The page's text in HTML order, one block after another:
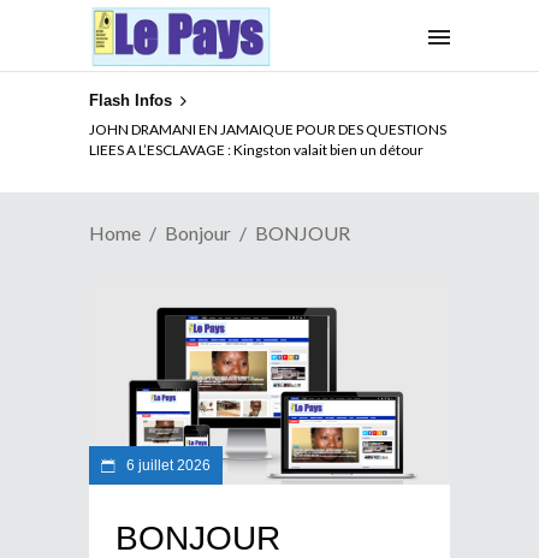
Flash Infos
JOHN DRAMANI EN JAMAIQUE POUR DES QUESTIONS
LIEES A L’ESCLAVAGE : Kingston valait bien un détour
Home Bonjour BONJOUR
6 juillet 2026
BONJOUR